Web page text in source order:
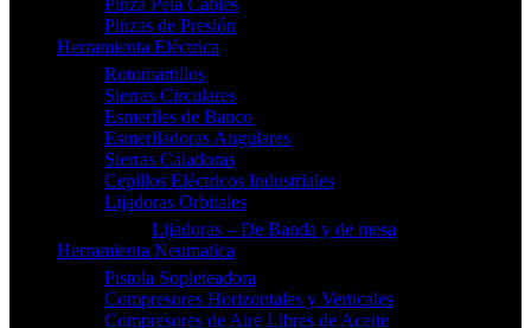
Pinza Pela Cables
Pinzas de Presión
Herramienta Eléctrica
Rotomartillos
Sierras Circulares
Esmeriles de Banco
Esmeriladoras Angulares
Sierras Caladoras
Cepillos Eléctricos Industriales
Lijadoras Orbitales
Lijadoras – De Banda y de mesa
Herramienta Neumatica
Pistola Sopleteadora
Compresores Horizontales y Verticales
Compresores de Aire Libres de Aceite